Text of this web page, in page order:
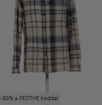
-50% a FESTIVE kóddal